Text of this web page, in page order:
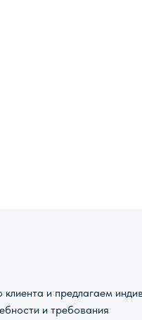
и предлагаем
и требования